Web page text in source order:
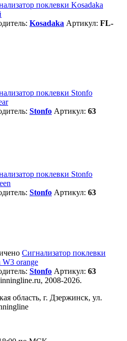
поклевки Kosadaka
Kosadaka Артикул: FL-
поклевки Stonfo
Stonfo Артикул: 63
поклевки Stonfo
Stonfo Артикул: 63
Сигнализатор поклевки
W3 orange
Stonfo Артикул: 63
2008-2026.
область, г. Дзержинск, ул.